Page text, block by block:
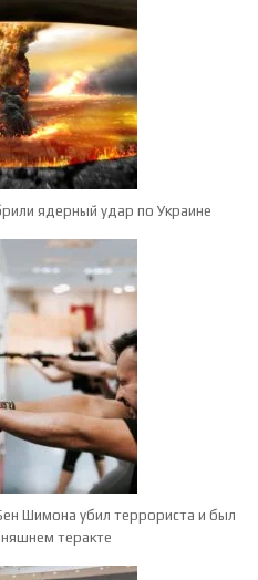
ядерный удар по Украине
Шимона убил террориста и был
теракте